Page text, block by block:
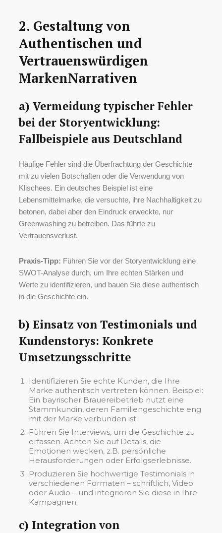
2. Gestaltung von
Authentischen und
Vertrauenswürdigen
MarkenNarrativen
a) Vermeidung typischer Fehler
bei der Storyentwicklung:
Fallbeispiele aus Deutschland
Häufige Fehler sind die Überfrachtung der Geschichte
mit zu vielen Botschaften oder die Verwendung von
Klischees. Ein deutsches Beispiel ist eine
Lebensmittelmarke, die versuchte, ihre Nachhaltigkeit zu
betonen, dabei aber den Eindruck erweckte, nur
Greenwashing zu betreiben. Das führte zu
Vertrauensverlust.
Praxis-Tipp: Führen Sie vor der Storyentwicklung eine
SWOT-Analyse durch, um Ihre echten Stärken und
Werte zu identifizieren, und bauen Sie diese authentisch
in die Geschichte ein.
b) Einsatz von Testimonials und
Kundenstorys: Konkrete
Umsetzungsschritte
Identifizieren Sie echte Kunden, die Ihre
Marke authentisch vertreten können. Beispiel:
Ein bayrischer Brauereibetrieb nutzt eine
Stammkundin, deren Familiengeschichte eng
mit der Marke verbunden ist.
Führen Sie Interviews, um die Geschichte zu
erfassen. Achten Sie auf Details, die
Emotionen wecken, z.B. persönliche
Herausforderungen oder Erfolgserlebnisse.
Produzieren Sie hochwertige Testimonials in
verschiedenen Formaten – schriftlich, Video
oder Audio – und integrieren Sie diese in Ihre
Kampagnen.
c) Integration von